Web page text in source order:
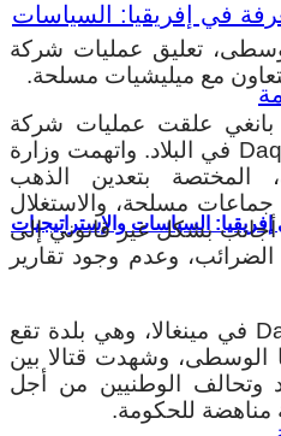
السياسات والإستراتيجيات
تعليق عمليات شركة
مع ميليشيات مسلحة.
علقت عمليات شركة
التعدين الصينية Daqing SARL في البلاد. واتهمت وزارة
المختصة بتعدين الذهب
جماعات مسلحة، والاستغلال
أجانب بشكل غير قانوني إلى
وعدم وجود تقارير
وتعمل شركة Daqing SARL في مينغالا، وهي بلدة تقع
الوسطى، وشهدت قتالا بين
وتحالف الوطنيين من أجل
مناهضة للحكومة.